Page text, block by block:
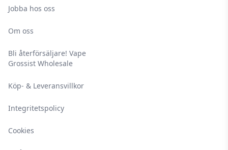
Jobba hos oss
Om oss
Bli återförsäljare! Vape
Grossist Wholesale
Köp- & Leveransvillkor
Integritetspolicy
Cookies